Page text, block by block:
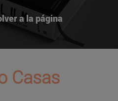
a la página
Casas